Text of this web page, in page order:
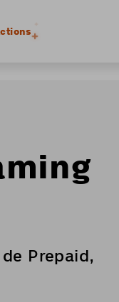
Prepaid,